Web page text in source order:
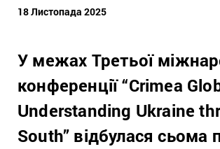
18 Листопада 2025
У межах Третьої
конференції “Crimea
Understanding Ukraine
South” відбулася сьома